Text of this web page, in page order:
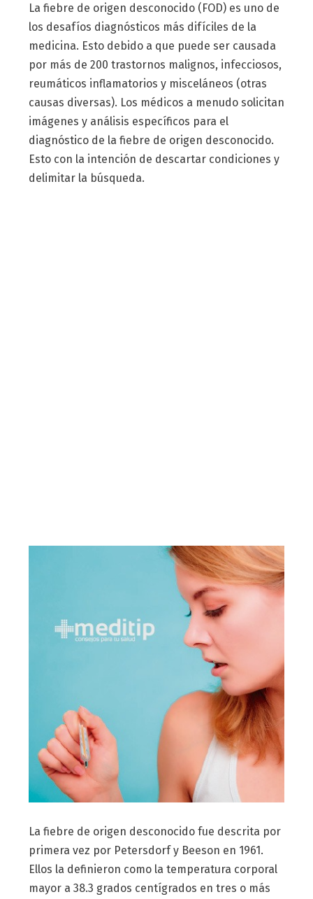
La fiebre de origen desconocido (FOD) es uno de
los desafíos diagnósticos más difíciles de la
medicina. Esto debido a que puede ser causada
por más de 200 trastornos malignos, infecciosos,
reumáticos inflamatorios y misceláneos (otras
causas diversas). Los médicos a menudo solicitan
imágenes y análisis específicos para el
diagnóstico de la fiebre de origen desconocido.
Esto con la intención de descartar condiciones y
delimitar la búsqueda.
La fiebre de origen desconocido fue descrita por
primera vez por Petersdorf y Beeson en 1961.
Ellos la definieron como la temperatura corporal
mayor a 38.3 grados centígrados en tres o más